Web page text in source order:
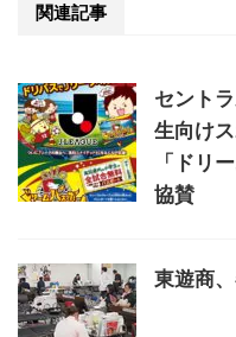
関連記事
セント
生向け
「ドリ
協賛
東遊商